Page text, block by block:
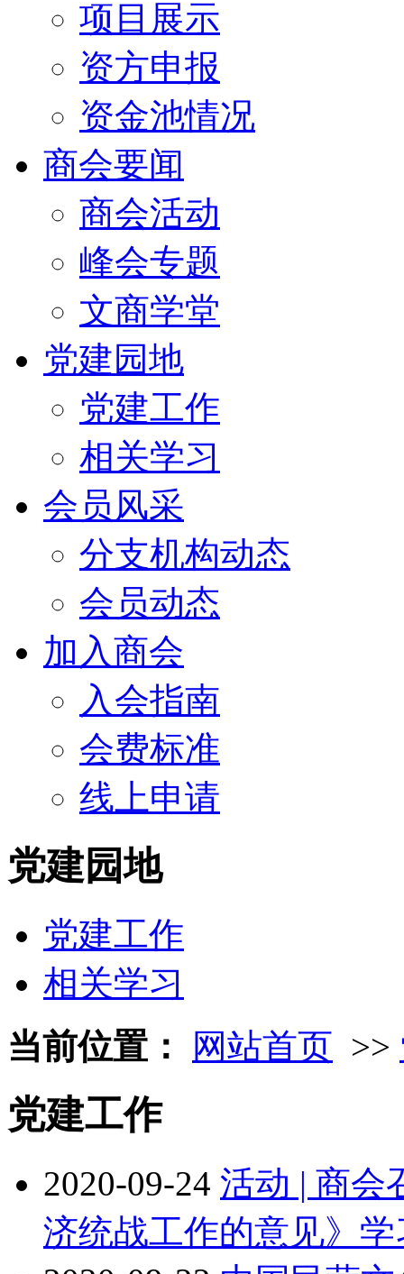
项目展示
资方申报
资金池情况
商会要闻
商会活动
峰会专题
文商学堂
党建园地
党建工作
相关学习
会员风采
分支机构动态
会员动态
加入商会
入会指南
会费标准
线上申请
党建园地
党建工作
相关学习
当前位置：
网站首页 >>
党建工作
2020-09-24 活动 | 商会
济统战工作的意见》学